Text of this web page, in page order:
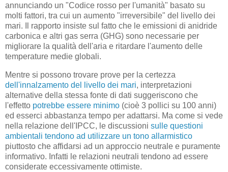
annunciando un "Codice rosso per l'umanità" basato su
molti fattori, tra cui un aumento "irreversibile" del livello dei
mari. Il rapporto insiste sul fatto che le emissioni di anidride
carbonica e altri gas serra (GHG) sono necessarie per
migliorare la qualità dell'aria e ritardare l'aumento delle
temperature medie globali.
Mentre si possono trovare prove per la certezza
dell'innalzamento del livello dei mari, interpretazioni
alternative della stessa fonte di dati suggeriscono che
l'effetto potrebbe essere minimo (cioè 3 pollici su 100 anni)
ed esserci abbastanza tempo per adattarsi. Ma come si vede
nella relazione dell'IPCC, le discussioni sulle questioni
ambientali tendono ad utilizzare un tono allarmistico
piuttosto che affidarsi ad un approccio neutrale e puramente
informativo. Infatti le relazioni neutrali tendono ad essere
considerate eccessivamente ottimiste.